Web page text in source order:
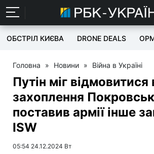
ОБСТРІЛ КИЄВА DRONE DEALS
Головна » Новини » Війна в Україні
Путін міг відмовитися
захоплення
поставив армії інше
ISW
05:54 24.12.2024 Вт